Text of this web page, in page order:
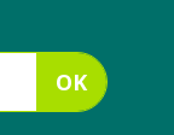
OK